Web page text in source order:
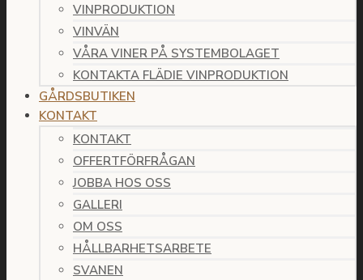
VINPRODUKTION
VINVÄN
VÅRA VINER PÅ SYSTEMBOLAGET
KONTAKTA FLÄDIE VINPRODUKTION
GÅRDSBUTIKEN
KONTAKT
KONTAKT
OFFERTFÖRFRÅGAN
JOBBA HOS OSS
GALLERI
OM OSS
HÅLLBARHETSARBETE
SVANEN